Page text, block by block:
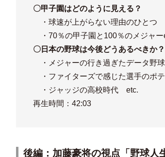
〇甲子園はどのように見える？
・球速が上がらない理由のひとつ
・70％の甲子園と100％のメジャー
〇日本の野球は今後どうあるべきか？
・メジャーの行き過ぎたデータ野球
・ファイターズで感じた選手のポ
・ジャッジの高校時代 etc.
再生時間：42:03
後編： 加藤豪将の視点「野球人